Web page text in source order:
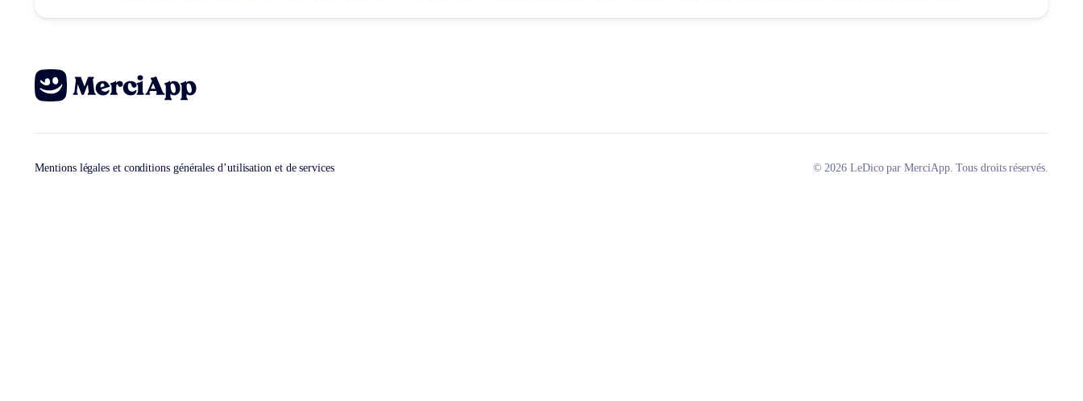
Mentions légales et conditions générales d’utilisation et de services © 2026 LeDico par MerciApp. Tous droits réservés.